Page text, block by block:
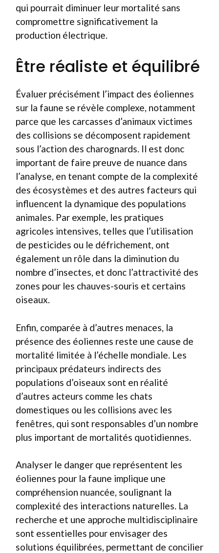
qui pourrait diminuer leur mortalité sans
compromettre significativement la
production électrique.
Être réaliste et équilibré
Évaluer précisément l’impact des éoliennes
sur la faune se révèle complexe, notamment
parce que les carcasses d’animaux victimes
des collisions se décomposent rapidement
sous l’action des charognards. Il est donc
important de faire preuve de nuance dans
l’analyse, en tenant compte de la complexité
des écosystèmes et des autres facteurs qui
influencent la dynamique des populations
animales. Par exemple, les pratiques
agricoles intensives, telles que l’utilisation
de pesticides ou le défrichement, ont
également un rôle dans la diminution du
nombre d’insectes, et donc l’attractivité des
zones pour les chauves-souris et certains
oiseaux.
Enfin, comparée à d’autres menaces, la
présence des éoliennes reste une cause de
mortalité limitée à l’échelle mondiale. Les
principaux prédateurs indirects des
populations d’oiseaux sont en réalité
d’autres acteurs comme les chats
domestiques ou les collisions avec les
fenêtres, qui sont responsables d’un nombre
plus important de mortalités quotidiennes.
Analyser le danger que représentent les
éoliennes pour la faune implique une
compréhension nuancée, soulignant la
complexité des interactions naturelles. La
recherche et une approche multidisciplinaire
sont essentielles pour envisager des
solutions équilibrées, permettant de concilier